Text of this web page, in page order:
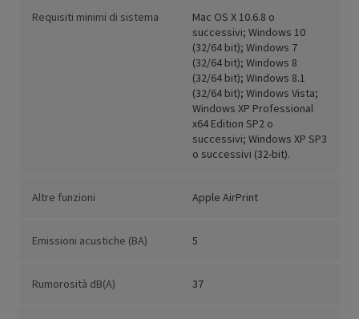
Requisiti minimi di sistema
Mac OS X 10.6.8 o
successivi; Windows 10
(32/64 bit); Windows 7
(32/64 bit); Windows 8
(32/64 bit); Windows 8.1
(32/64 bit); Windows Vista;
Windows XP Professional
x64 Edition SP2 o
successivi; Windows XP SP3
o successivi (32-bit).
Altre funzioni Apple AirPrint
Emissioni acustiche (BA) 5
Rumorosità dB(A) 37